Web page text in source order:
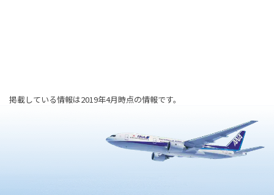
掲載している情報は2019年4月時点の情報です。